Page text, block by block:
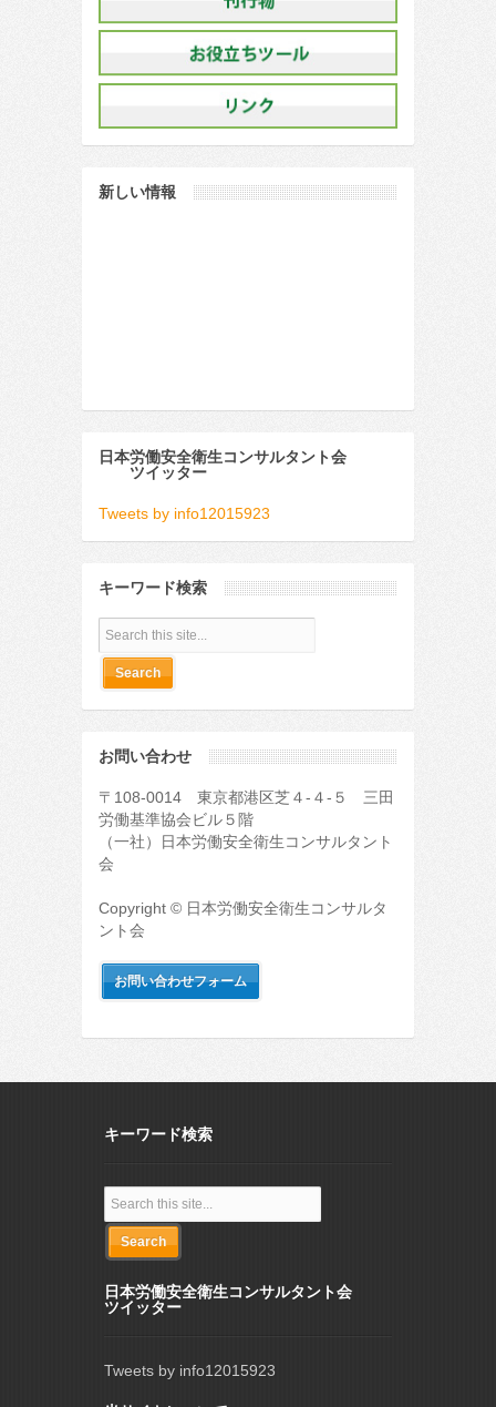
新しい情報
日本労働安全衛生コンサルタント会
ツイッター
Tweets by info12015923
キーワード検索
お問い合わせ
〒108-0014 東京都港区芝４-４-５ 三田
労働基準協会ビル５階
（一社）日本労働安全衛生コンサルタント
会
Copyright © 日本労働安全衛生コンサルタ
ント会
お問い合わせフォーム
キーワード検索
日本労働安全衛生コンサルタント会
ツイッター
Tweets by info12015923